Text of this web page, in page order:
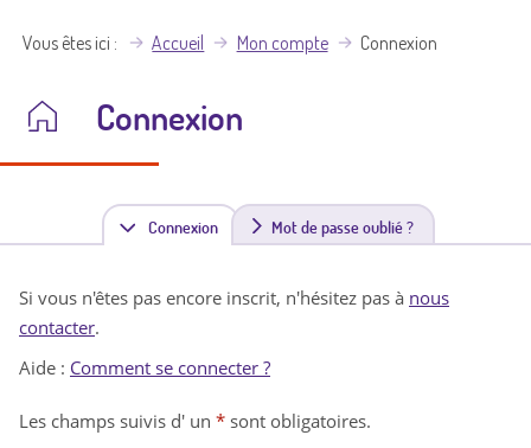
Vous êtes ici Accueil Mon compte Connexion
Connexion
Connexion(
n
Mot de passe oublié ?
Si vous n'êtes pas encore inscrit, n'hésitez pas à nous
contacter.
Aide : Comment se connecter ?
Les champs suivis d' un * sont obligatoires.